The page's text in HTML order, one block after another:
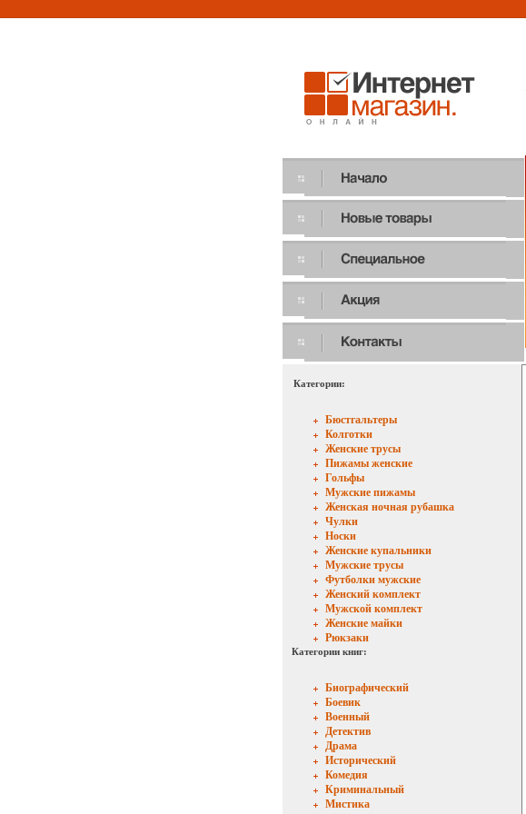
Категории:
Бюстгальтеры
Колготки
Женские трусы
Пижамы женские
Гольфы
Мужские пижамы
Женская ночная рубашка
Чулки
Носки
Женские купальники
Мужские трусы
Футболки мужские
Женский комплект
Мужской комплект
Женские майки
Рюкзаки
Категории книг:
Биографический
Боевик
Военный
Детектив
Драма
Исторический
Комедия
Криминальный
Мистика